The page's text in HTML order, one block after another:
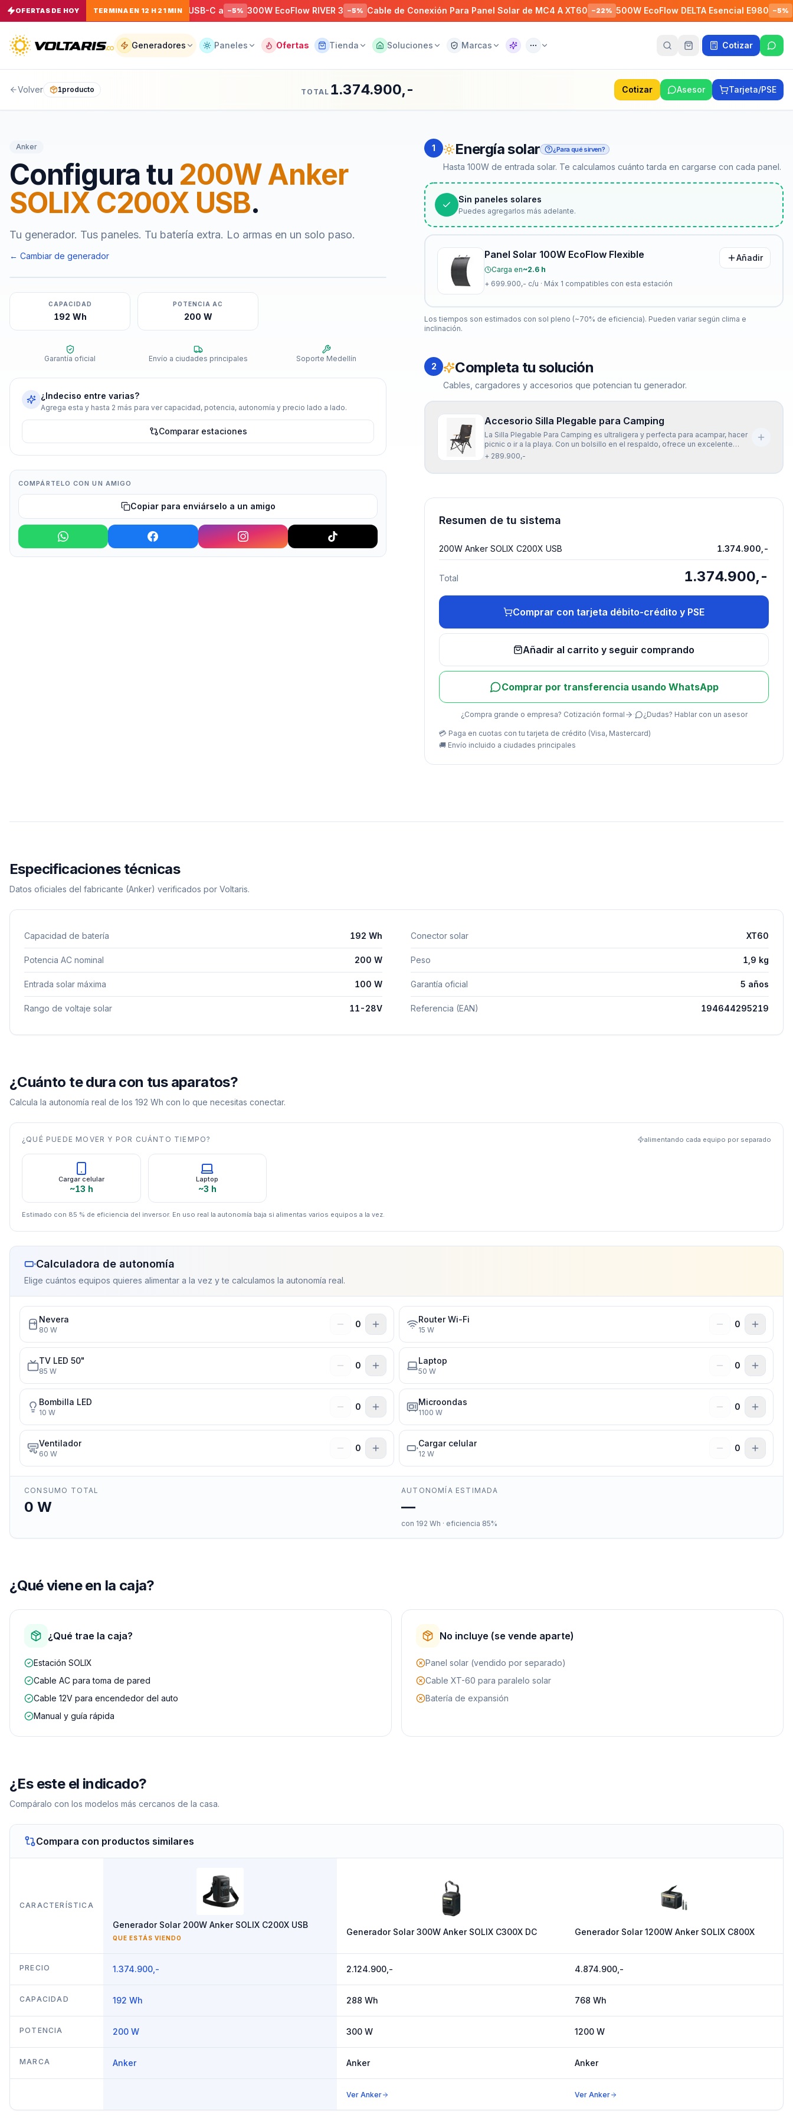
OFERTAS DE HOY TERMINA EN 12 H 21 MIN
Carga Rápida EcoFlow RAPID Pro USB-C a −5 % 300W EcoFlow RIVER 3 −5% Cable de Conexión Para Panel Solar de MC4 A XT60 −22% 500W EcoFlow DELTA Esencial E980 − %
Generadores Paneles Ofertas Tienda Soluciones Marcas Asistente Cotizar
Volver 1producto TOTAL 1.374.900,- Cotizar Asesor Tarjeta/PSE
Anker
Configura tu 200W Anker
SOLIX C200X USB.
Tu generador. Tus paneles. Tu batería extra. Lo armas en un solo paso.
← Cambiar de generador
CAPACIDAD
192 Wh
POTENCIA AC
200 W
Garantía oficial Envío a ciudades principales Soporte Medellín
¿Indeciso entre varias?
Agrega esta y hasta 2 más para ver capacidad, potencia, autonomía y precio lado a lado.
Comparar estaciones
COMPÁRTELO CON UN AMIGO
Copiar para enviárselo a un amigo
1 Energía solar ¿Para qué sirven?
Hasta 100W de entrada solar. Te calculamos cuánto tarda en cargarse con cada panel.
Sin paneles solares
Puedes agregarlos más adelante.
Panel Solar 100W EcoFlow Flexible
Carga en~2.6 h
+ 699.900,- c/u · Máx 1 compatibles con esta estación
Añadir
Los tiempos son estimados con sol pleno (~70% de eficiencia). Pueden variar según clima e
inclinación.
2 Completa tu solución
Cables, cargadores y accesorios que potencian tu generador.
Accesorio Silla Plegable para Camping
La Silla Plegable Para Camping es ultraligera y perfecta para acampar, hacer
picnic o ir a la playa. Con un bolsillo en el respaldo, ofrece un excelente
apoyo para la espalda y te permite disfrutar cómodamente de tus
+ 289.900,-
Resumen de tu sistema
200W Anker SOLIX C200X USB 1.374.900,-
Total 1.374.900,-
Comprar con tarjeta débito-crédito y PSE
Añadir al carrito y seguir comprando
Comprar por transferencia usando WhatsApp
¿Compra grande o empresa? Cotización formal · ¿Dudas? Hablar con un asesor
💳 Paga en cuotas con tu tarjeta de crédito (Visa, Mastercard)
🚚 Envío incluido a ciudades principales
Especificaciones técnicas
Datos oficiales del fabricante (Anker) verificados por Voltaris.
Capacidad de batería 192 Wh
Potencia AC nominal 200 W
Entrada solar máxima 100 W
Rango de voltaje solar 11-28V
Conector solar XT60
Peso 1,9 kg
Garantía oficial 5 años
Referencia (EAN) 194644295219
¿Cuánto te dura con tus aparatos?
Calcula la autonomía real de los 192 Wh con lo que necesitas conectar.
¿QUÉ PUEDE MOVER Y POR CUÁNTO TIEMPO? alimentando cada equipo por separado
Cargar celular
~13 h
Laptop
~3 h
Estimado con 85 % de eficiencia del inversor. En uso real la autonomía baja si alimentas varios equipos a la vez.
Calculadora de autonomía
Elige cuántos equipos quieres alimentar a la vez y te calculamos la autonomía real.
Nevera
80 W
0 Router Wi-Fi
15 W
0
TV LED 50"
85 W
0 Laptop
50 W
0
Bombilla LED
10 W
0 Microondas
1100 W
0
Ventilador
60 W
0 Cargar celular
12 W
0
CONSUMO TOTAL
0 W
AUTONOMÍA ESTIMADA
—
con 192 Wh · eficiencia 85%
¿Qué viene en la caja?
¿Qué trae la caja?
Estación SOLIX
Cable AC para toma de pared
Cable 12V para encendedor del auto
Manual y guía rápida
No incluye (se vende aparte)
Panel solar (vendido por separado)
Cable XT-60 para paralelo solar
Batería de expansión
¿Es este el indicado?
Compáralo con los modelos más cercanos de la casa.
Compara con productos similares
CARACTERÍSTICA
Generador Solar 200W Anker SOLIX C200X USB
QUE ESTÁS VIENDO
Generador Solar 300W Anker SOLIX C300X DC Generador Solar 1200W Anker SOLIX C800X
PRECIO 1.374.900,- 2.124.900,- 4.874.900,-
CAPACIDAD 192 Wh 288 Wh 768 Wh
POTENCIA 200 W 300 W 1200 W
MARCA Anker Anker Anker
Ver Anker Ver Anker
Tu
Tu
carrito
Agrega
botón
al
págalos
todos
productos